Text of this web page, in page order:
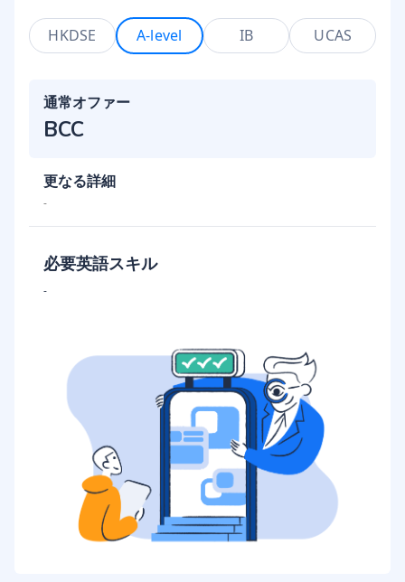
HKDSE A-level IB UCAS
通常オファー
BCC
更なる詳細
-
必要英語スキル
-